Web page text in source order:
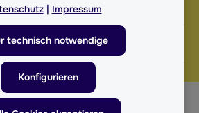
*
| Impressum
technisch notwendige
Konfigurieren